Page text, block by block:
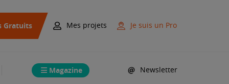
Gratuits Mes projets Je suis un Pro
Magazine Newsletter